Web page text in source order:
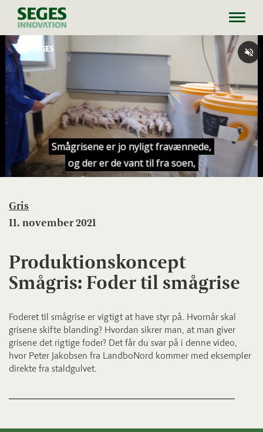
Gris
11. november 2021
Produktionskoncept
Smågris: Foder til smågrise
Foderet til smågrise er vigtigt at have styr på. Hvornår skal
grisene skifte blanding? Hvordan sikrer man, at man giver
grisene det rigtige foder? Det får du svar på i denne video,
hvor Peter Jakobsen fra LandboNord kommer med eksempler
direkte fra staldgulvet.